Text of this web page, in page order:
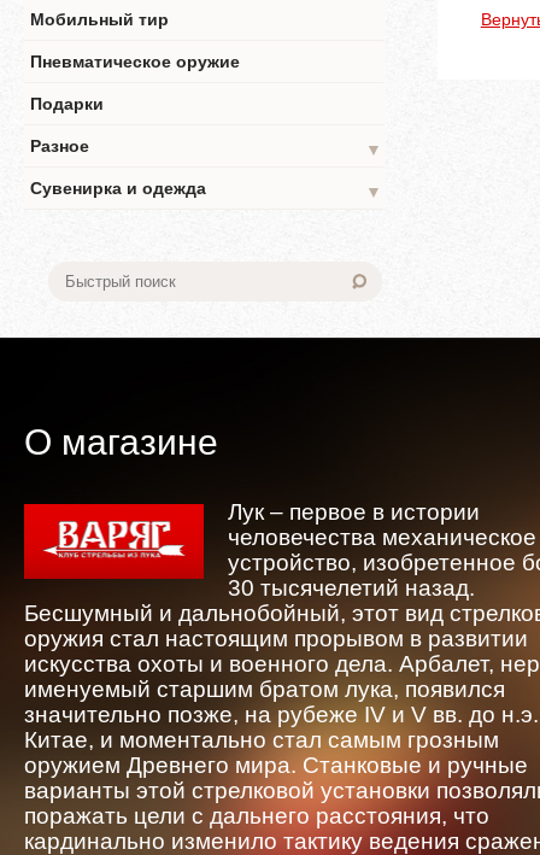
Мобильный тир
Пневматическое оружие
Подарки
Разное
▼
Сувенирка и одежда
▼
О магазине
Лук – первое в истории
человечества механическое
устройство, изобретенное
30 тысячелетий назад.
Бесшумный и дальнобойный, этот вид
оружия стал настоящим прорывом в развитии
искусства охоты и военного дела. Арбалет,
именуемый старшим братом лука, появился
значительно позже, на рубеже IV и V вв. до
Китае, и моментально стал самым грозным
оружием Древнего мира. Станковые и ручные
варианты этой стрелковой установки
поражать цели с дальнего расстояния, что
кардинально изменило тактику ведения